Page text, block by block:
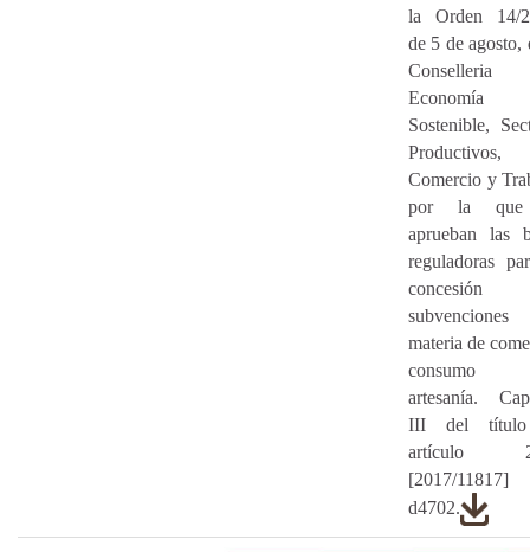
la Orden 14/
de 5 de agosto,
Economía
Sostenible,
Productivos,
Comercio y
por la
aprueban las
reguladoras
materia de
artesanía.
III del
artículo
[2017/
d4702.